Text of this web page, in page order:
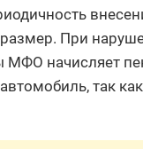
При
МФО начисляет
так